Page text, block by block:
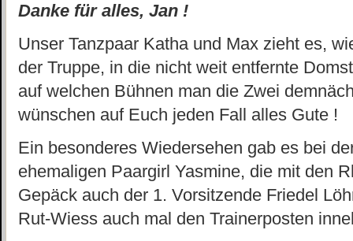
Danke für alles, Jan !
Unser Tanzpaar Katha und Max zieht es,
der Truppe, in die nicht weit entfernte
auf welchen Bühnen man die Zwei
wünschen auf Euch jeden Fall alles Gute !
Ein besonderes Wiedersehen gab es bei
ehemaligen Paargirl Yasmine, die mit den
Gepäck auch der 1. Vorsitzende Friedel
Rut-Wiess auch mal den Trainerposten